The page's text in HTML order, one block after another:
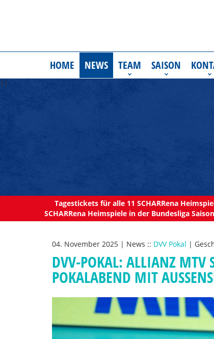
HOME NEWS TEAM SAISON
11
Tagestickets für alle 11 SCHARRena
SCHARRena Heimspiele in der Bundesliga
04. November 2025 | News :: DVV Pokal |
DVV-POKAL: ALLIANZ MTV
POKALABEND MIT